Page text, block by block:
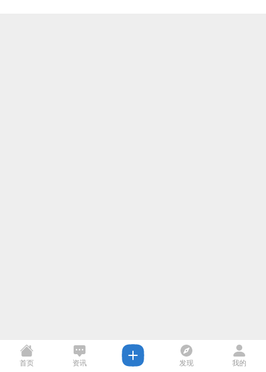
首页 资讯 发现 我的